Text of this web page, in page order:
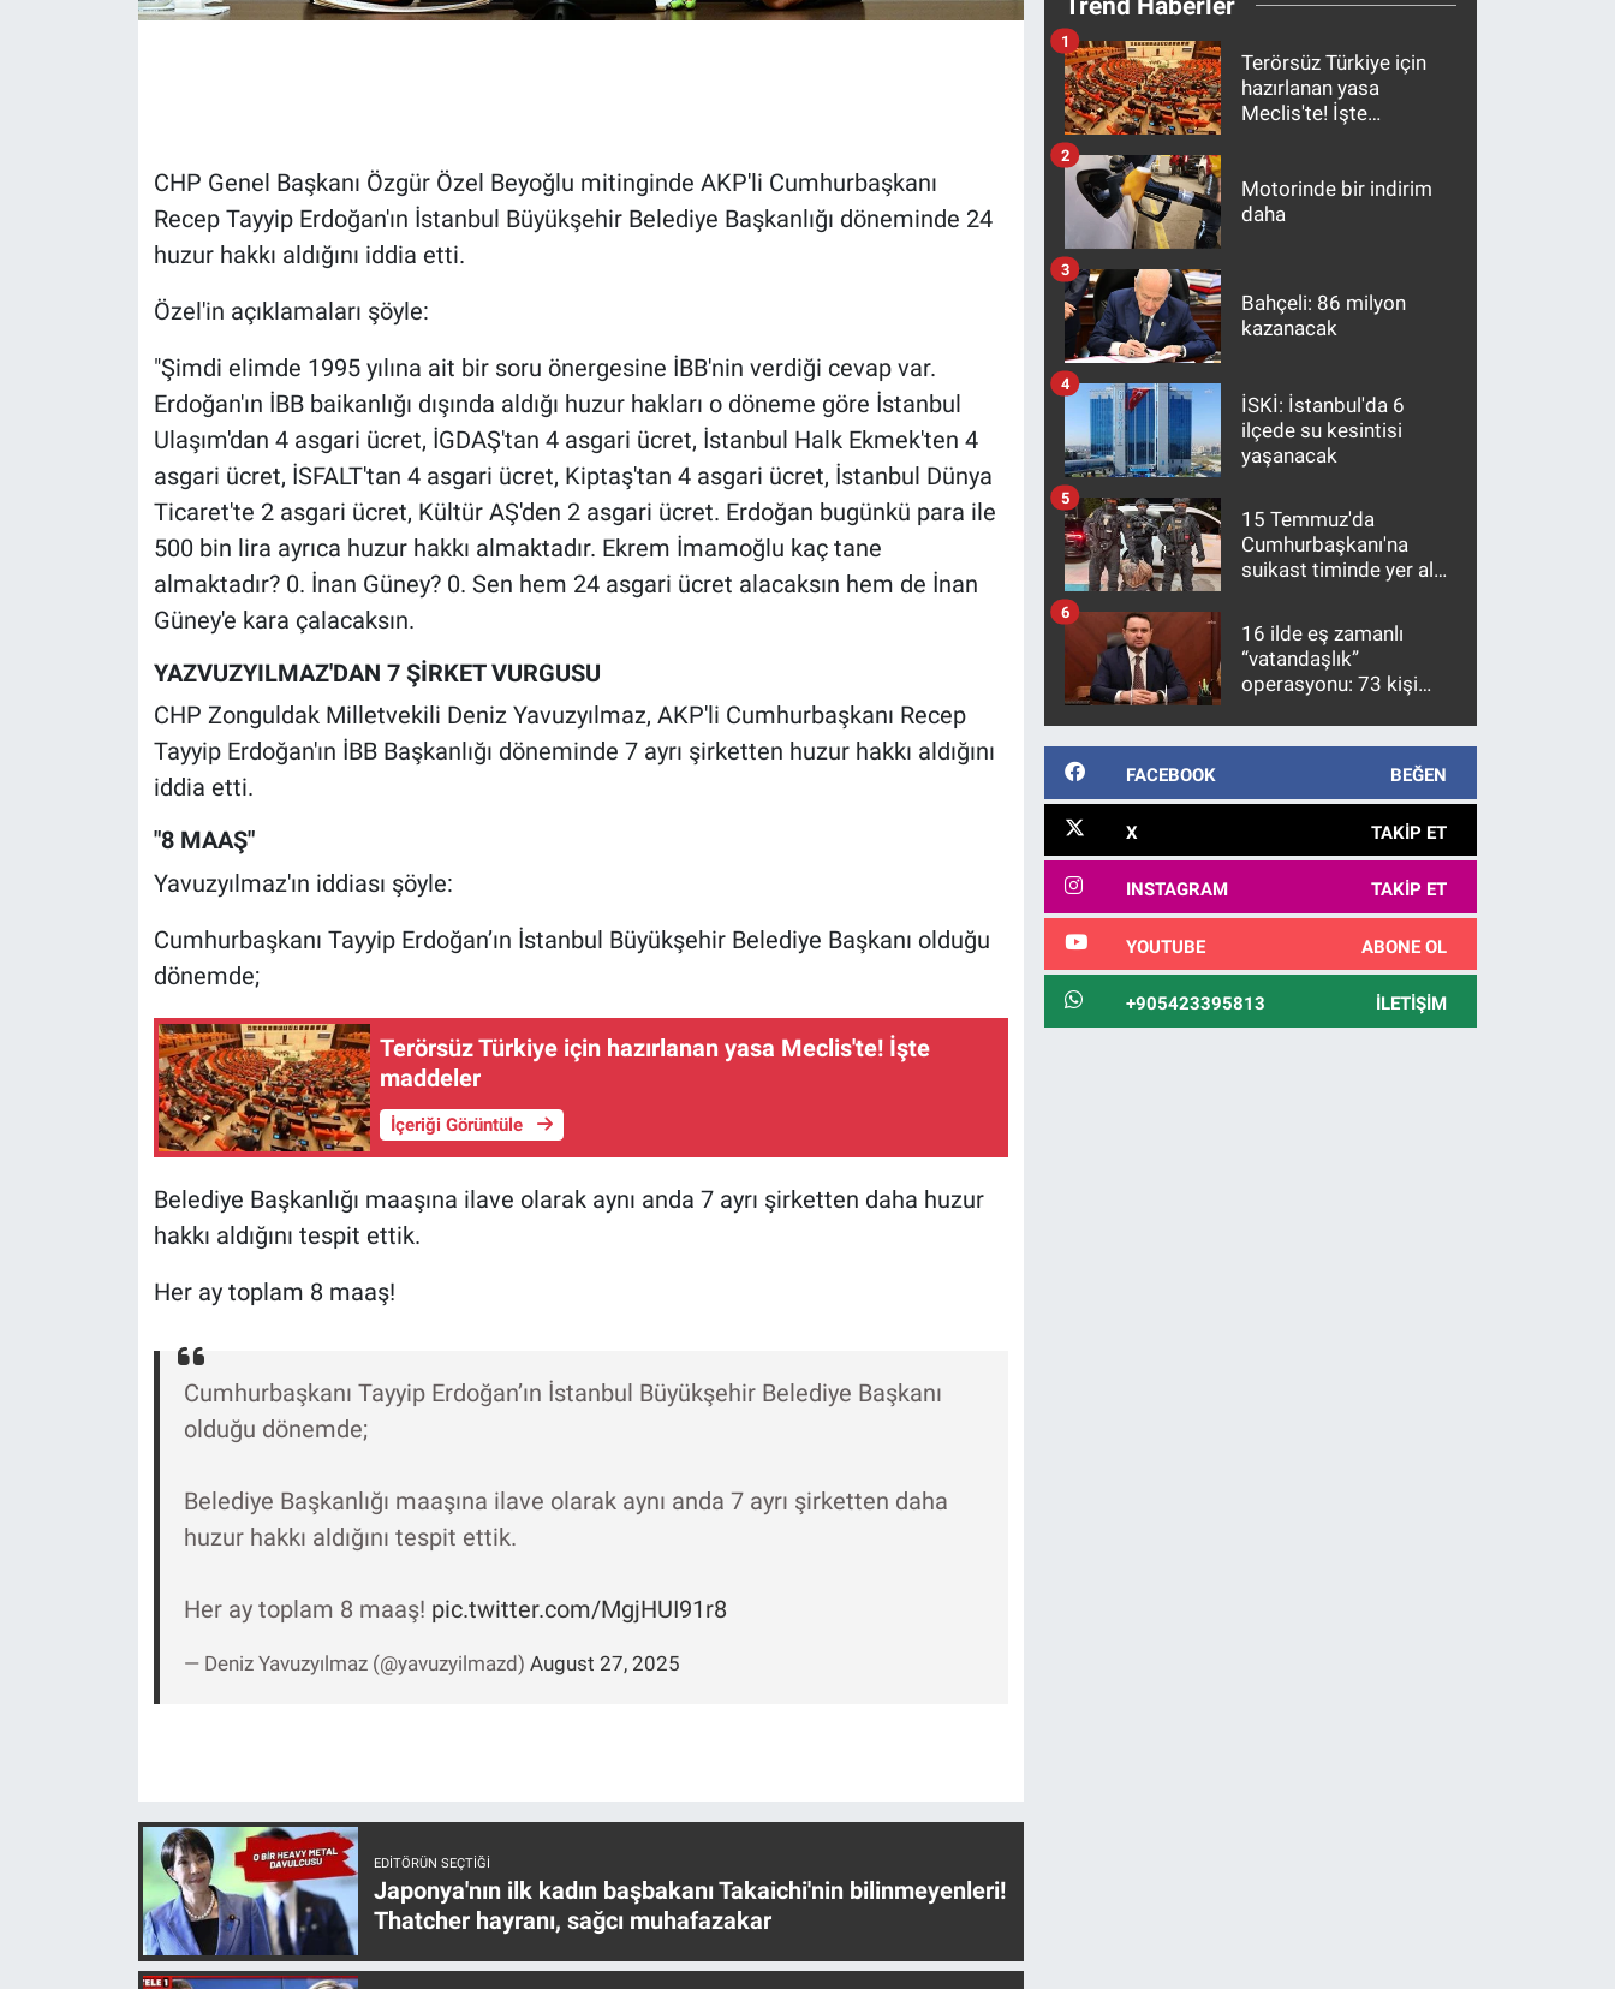
CHP Genel Başkanı Özgür Özel Beyoğlu mitinginde AKP'li Cumhurbaşkanı
Recep Tayyip Erdoğan'ın İstanbul Büyükşehir Belediye Başkanlığı döneminde 24
huzur hakkı aldığını iddia etti.
Özel'in açıklamaları şöyle:
"Şimdi elimde 1995 yılına ait bir soru önergesine İBB'nin verdiği cevap var.
Erdoğan'ın İBB baikanlığı dışında aldığı huzur hakları o döneme göre İstanbul
Ulaşım'dan 4 asgari ücret, İGDAŞ'tan 4 asgari ücret, İstanbul Halk Ekmek'ten 4
asgari ücret, İSFALT'tan 4 asgari ücret, Kiptaş'tan 4 asgari ücret, İstanbul Dünya
Ticaret'te 2 asgari ücret, Kültür AŞ'den 2 asgari ücret. Erdoğan bugünkü para ile
500 bin lira ayrıca huzur hakkı almaktadır. Ekrem İmamoğlu kaç tane
almaktadır? 0. İnan Güney? 0. Sen hem 24 asgari ücret alacaksın hem de İnan
Güney'e kara çalacaksın.
YAZVUZYILMAZ'DAN 7 ŞİRKET VURGUSU
CHP Zonguldak Milletvekili Deniz Yavuzyılmaz, AKP'li Cumhurbaşkanı Recep
Tayyip Erdoğan'ın İBB Başkanlığı döneminde 7 ayrı şirketten huzur hakkı aldığını
iddia etti.
"8 MAAŞ"
Yavuzyılmaz'ın iddiası şöyle:
Cumhurbaşkanı Tayyip Erdoğan’ın İstanbul Büyükşehir Belediye Başkanı olduğu
dönemde;
Terörsüz Türkiye için hazırlanan yasa Meclis'te! İşte
maddeler
İçeriği Görüntüle
Belediye Başkanlığı maaşına ilave olarak aynı anda 7 ayrı şirketten daha huzur
hakkı aldığını tespit ettik.
Her ay toplam 8 maaş!
Cumhurbaşkanı Tayyip Erdoğan’ın İstanbul Büyükşehir Belediye Başkanı
olduğu dönemde;
Belediye Başkanlığı maaşına ilave olarak aynı anda 7 ayrı şirketten daha
huzur hakkı aldığını tespit ettik.
Her ay toplam 8 maaş! pic.twitter.com/MgjHUI91r8
— Deniz Yavuzyılmaz (@yavuzyilmazd) August 27, 2025
EDITÖRÜN SEÇTIĞI
Japonya'nın ilk kadın başbakanı Takaichi'nin bilinmeyenleri!
Thatcher hayranı, sağcı muhafazakar
Terörsüz Türkiye için
hazırlanan yasa
Meclis'te! İşte
1
Motorinde bir indirim
daha
2
Bahçeli: 86 milyon
kazanacak
3
İSKİ: İstanbul'da 6
ilçede su kesintisi
yaşanacak
4
15 Temmuz'da
Cumhurbaşkanı'na
suikast timinde yer alan
10 yıl sonra yakalandı
5
16 ilde eş zamanlı
“vatandaşlık”
operasyonu: 73 kişi
6
FACEBOOK BEĞEN
X TAKIP ET
INSTAGRAM TAKIP ET
YOUTUBE ABONE OL
+905423395813 İLETIŞIM
Koronavirüs
Kültür Sanat
Ne demişti
Programlar
Türkiye'nin Gündemi
Yerel Gündem
Yerel Yaşam
Canlı Yayın